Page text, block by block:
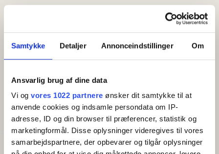
Samtykke Detaljer Annonceindstillinger Om
Ansvarlig brug af dine data
Vi og vores 1022 partnere ønsker dit samtykke til at
anvende cookies og indsamle persondata om IP-
adresse, ID og din browser til præferencer, statistik og
marketingformål. Disse oplysninger videregives til vores
samarbejdspartnere, der opbevarer og tilgår oplysninger
och Hammersø.
BEKVÄMLIGHETER
Bra att veta